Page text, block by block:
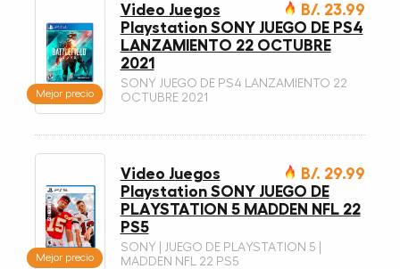
Mejor precio
B/. 23.99
Video Juegos
Playstation SONY JUEGO DE PS4
LANZAMIENTO 22 OCTUBRE
2021
SONY JUEGO DE PS4 LANZAMIENTO 22
OCTUBRE 2021
Mejor precio
B/. 29.99
Video Juegos
Playstation SONY JUEGO DE
PLAYSTATION 5 MADDEN NFL 22
PS5
SONY | JUEGO DE PLAYSTATION 5 |
MADDEN NFL 22 PS5